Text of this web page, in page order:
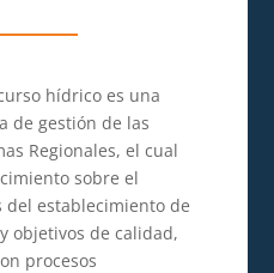
hídrico es una
de gestión de las
Regionales, el cual
sobre el
establecimiento de
objetivos de calidad,
procesos